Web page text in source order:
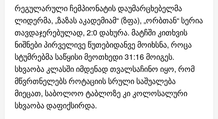
რეგულარული ჩემპიონატის დაუმარცხებელმა
ლიდერმა, „ზაზას აკადემიამ“ (ზფა), „ორბთან“ სერია
თავდაჯერებულად, 2:0 დახურა. მატჩში კითხვის
ნიშნები პირველივე წუთებიდანვე მოიხსნა, როცა
სტუმრებმა საწყისი მეოთხედი 31:16 მოიგეს.
სხვაობა კლასში იმდენად თვალსაჩინო იყო, რომ
მწვრთნელებს როტაციის სრული საშუალება
მიეცათ, საბოლოო ტაბლოზე კი კოლოსალური
სხვაობა დაფიქსირდა.